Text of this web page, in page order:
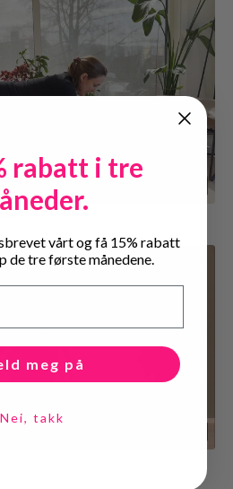
rabatt i tre
vårt og få 15% rabatt
de tre første månedene.
meg på
Nei, takk